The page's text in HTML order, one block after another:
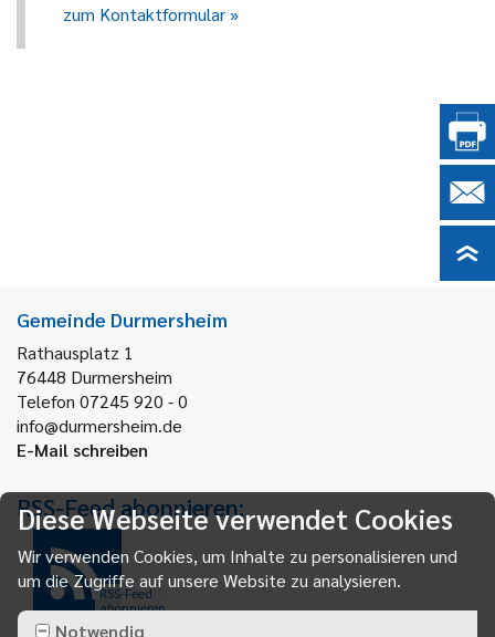
zum Kontaktformular
Gemeinde Durmersheim
Rathausplatz 1
76448 Durmersheim
Telefon 07245 920 - 0
info@durmersheim.de
E-Mail schreiben
RSS-Feed abonnieren:
RSS-Feed
abonnieren
Diese Webseite verwendet Cookies
Wir verwenden Cookies, um Inhalte zu personalisieren und
um die Zugriffe auf unsere Website zu analysieren.
Notwendig